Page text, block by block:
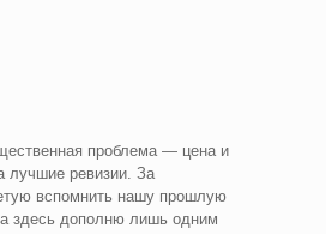
проблема — цена и
лучшие ревизии. За
вспомнить нашу прошлую
здесь дополню лишь одним